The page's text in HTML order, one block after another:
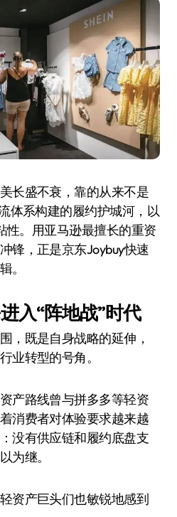
长盛不衰，靠的从来不是
体系构建的履约护城河，以
性。用亚马逊最擅长的重资
锋，正是京东Joybuy快速
。
入“阵地战”时代
，既是自身战略的延伸，
业转型的号角。
产路线曾与拼多多等轻资
消费者对体验要求越来越
没有供应链和履约底盘支
为继。
资产巨头们也敏锐地感到